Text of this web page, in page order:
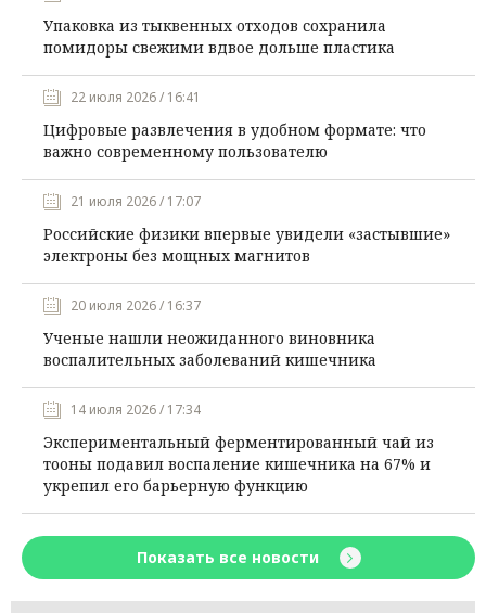
Упаковка из тыквенных отходов сохранила
помидоры свежими вдвое дольше пластика
22 июля 2026 / 16:41
Цифровые развлечения в удобном формате: что
важно современному пользователю
21 июля 2026 / 17:07
Российские физики впервые увидели «застывшие»
электроны без мощных магнитов
20 июля 2026 / 16:37
Ученые нашли неожиданного виновника
воспалительных заболеваний кишечника
14 июля 2026 / 17:34
Экспериментальный ферментированный чай из
тооны подавил воспаление кишечника на 67% и
укрепил его барьерную функцию
Показать все новости